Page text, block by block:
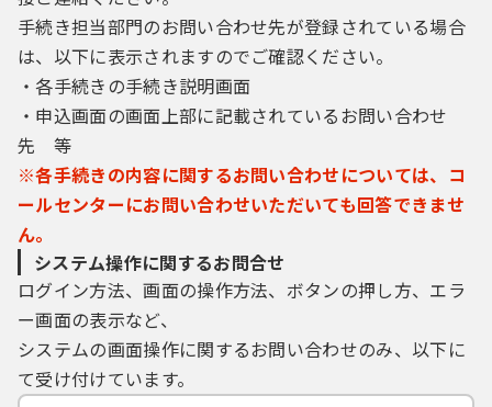
は、メールに記載されているＵＲＬにアクセ
スすることで、本登録を行います。
（４）利用者登録にて登録された情報は、構
成団体にて管理されます。
（５）利用者は、登録した利用者情報を使用
す。
利用者は、次の事項をご確認ください。
（１）利用者ＩＤ、パスワード、整理番号及
びパスワード（申請データ用）は、他者に知
られないように管理してください。
手続き担当部門のお問い合わせ先が登録されている場合
は、以下に表示されますのでご確認ください。
・各手続きの手続き説明画面
・申込画面の画面上部に記載されているお問い合わせ
先 等
※各手続きの内容に関するお問い合わせについては、コ
ールセンターにお問い合わせいただいても回答できませ
ん。
システム操作に関するお問合せ
ログイン方法、画面の操作方法、ボタンの押し方、エラ
ー画面の表示など、
システムの画面操作に関するお問い合わせのみ、以下に
て受け付けています。